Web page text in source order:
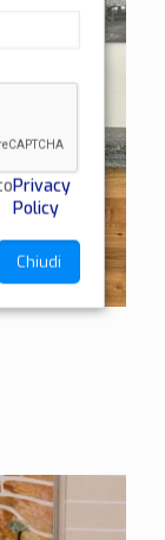
Privacy
Policy
Chiudi